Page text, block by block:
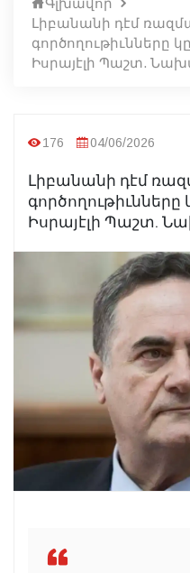
Լիբանանի դէմ
գործողութիւնները
Իսրայէլի Պաշտ.
176 04/06/2026
Լիբանանի դէմ
գործողութիւնները
Իսրայէլի Պաշտ.